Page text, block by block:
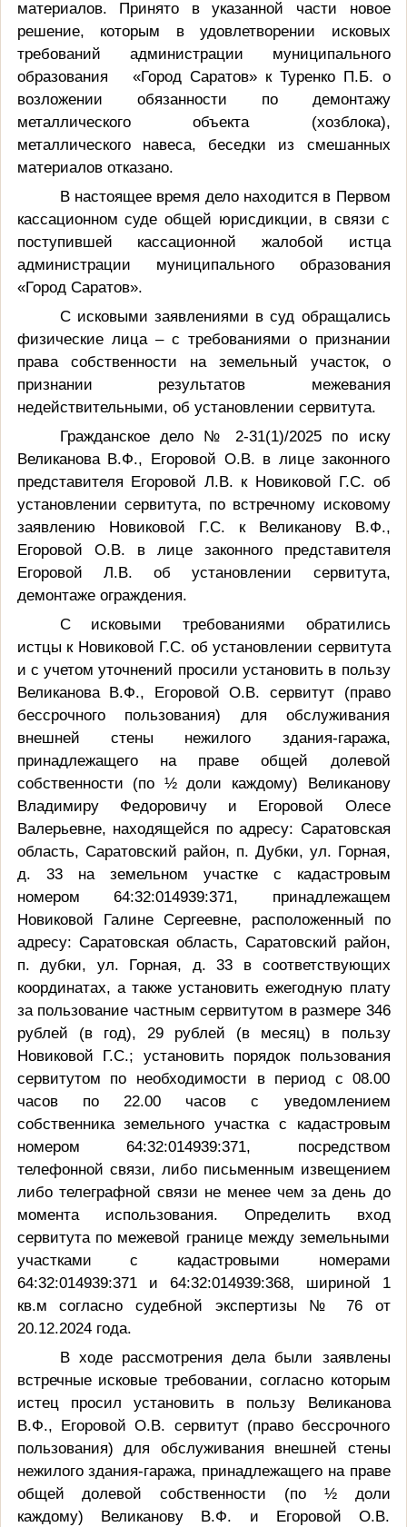
материалов. Принято в указанной части новое
решение, которым в удовлетворении исковых
требований администрации муниципального
образования «Город Саратов» к Туренко П.Б. о
возложении обязанности по демонтажу
металлического объекта (хозблока),
металлического навеса, беседки из смешанных
материалов отказано.
В настоящее время дело находится в Первом
кассационном суде общей юрисдикции, в связи с
поступившей кассационной жалобой истца
администрации муниципального образования
«Город Саратов».
С исковыми заявлениями в суд обращались
физические лица – с требованиями о признании
права собственности на земельный участок, о
признании результатов межевания
недействительными, об установлении сервитута.
Гражданское дело № 2-31(1)/2025 по иску
Великанова В.Ф., Егоровой О.В. в лице законного
представителя Егоровой Л.В. к Новиковой Г.С. об
установлении сервитута, по встречному исковому
заявлению Новиковой Г.С. к Великанову В.Ф.,
Егоровой О.В. в лице законного представителя
Егоровой Л.В. об установлении сервитута,
демонтаже ограждения.
С исковыми требованиями обратились
истцы к Новиковой Г.С. об установлении сервитута
и с учетом уточнений просили установить в пользу
Великанова В.Ф., Егоровой О.В. сервитут (право
бессрочного пользования) для обслуживания
внешней стены нежилого здания-гаража,
принадлежащего на праве общей долевой
собственности (по ½ доли каждому) Великанову
Владимиру Федоровичу и Егоровой Олесе
Валерьевне, находящейся по адресу: Саратовская
область, Саратовский район, п. Дубки, ул. Горная,
д. 33 на земельном участке с кадастровым
номером 64:32:014939:371, принадлежащем
Новиковой Галине Сергеевне, расположенный по
адресу: Саратовская область, Саратовский район,
п. дубки, ул. Горная, д. 33 в соответствующих
координатах, а также установить ежегодную плату
за пользование частным сервитутом в размере 346
рублей (в год), 29 рублей (в месяц) в пользу
Новиковой Г.С.; установить порядок пользования
сервитутом по необходимости в период с 08.00
часов по 22.00 часов с уведомлением
собственника земельного участка с кадастровым
номером 64:32:014939:371, посредством
телефонной связи, либо письменным извещением
либо телеграфной связи не менее чем за день до
момента использования. Определить вход
сервитута по межевой границе между земельными
участками с кадастровыми номерами
64:32:014939:371 и 64:32:014939:368, шириной 1
кв.м согласно судебной экспертизы № 76 от
20.12.2024 года.
В ходе рассмотрения дела были заявлены
встречные исковые требовании, согласно которым
истец просил установить в пользу Великанова
В.Ф., Егоровой О.В. сервитут (право бессрочного
пользования) для обслуживания внешней стены
нежилого здания-гаража, принадлежащего на праве
общей долевой собственности (по ½ доли
каждому) Великанову В.Ф. и Егоровой О.В.